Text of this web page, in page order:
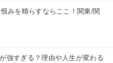
みを晴らすならここ！関東/関
強すぎる？理由や人生が変わる